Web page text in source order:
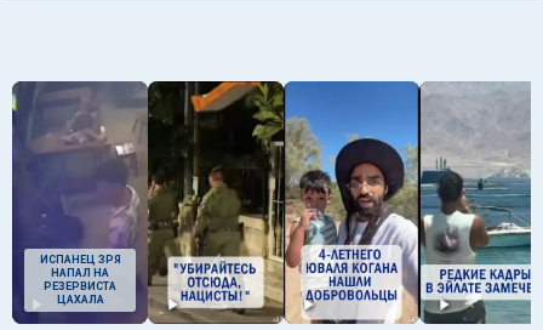
ИСПАНЕЦ ЗРЯ
НАПАЛ НА
РЕЗЕРВИСТА
ЦАХАЛА